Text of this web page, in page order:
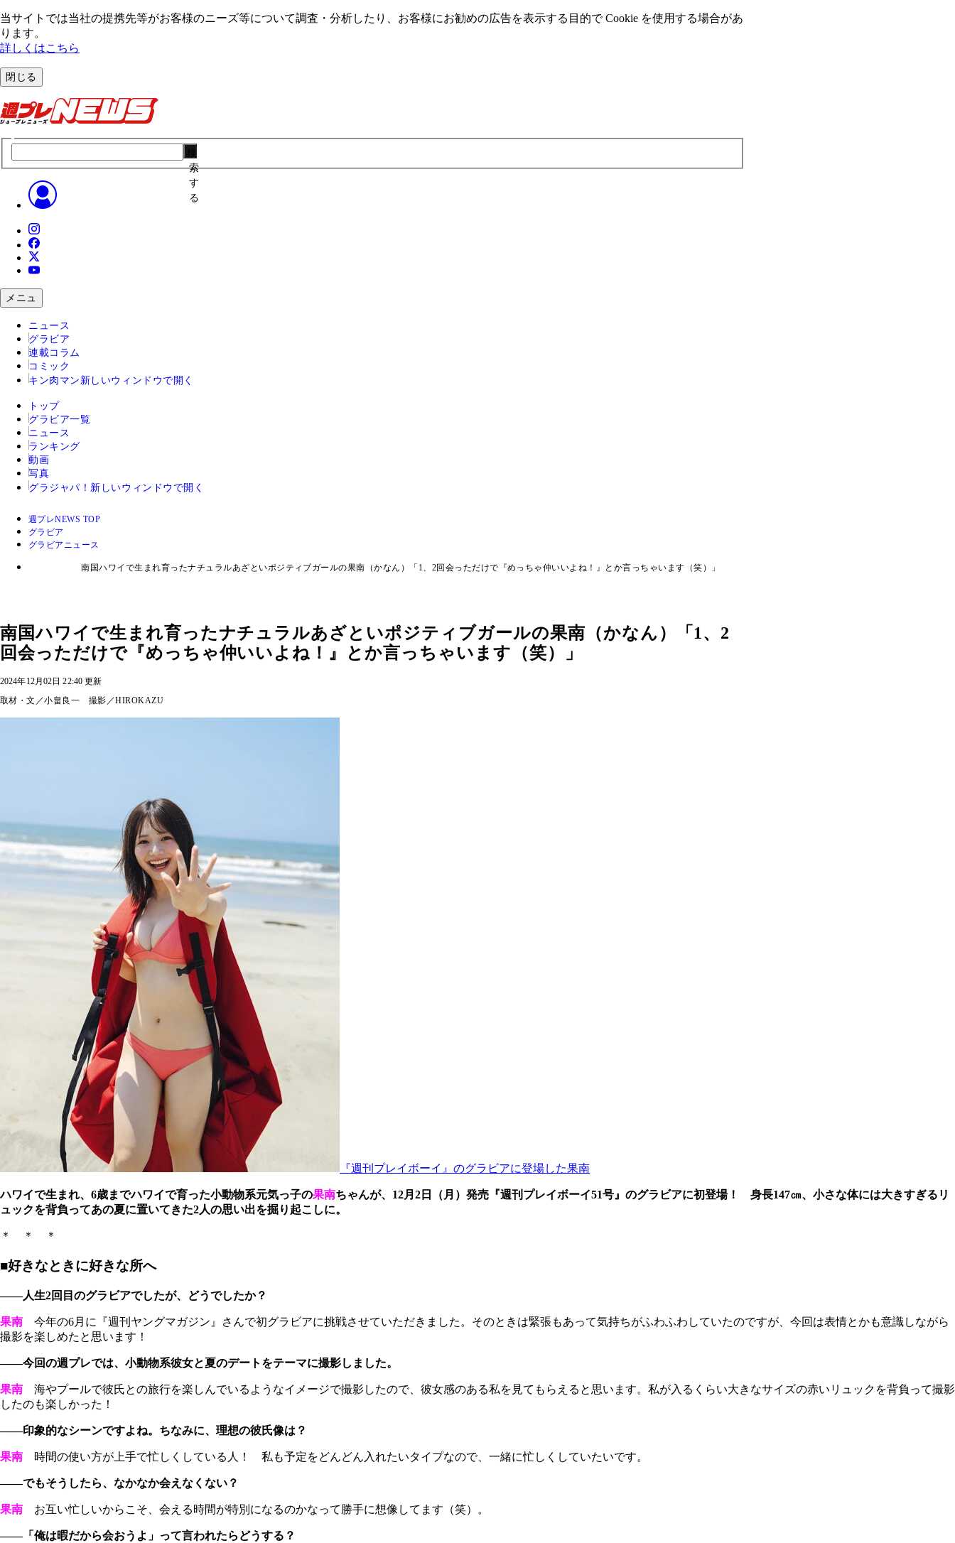
当サイトでは当社の提携先等がお客様のニーズ等について調査・分析したり、お客様にお勧めの広告を表⽰する⽬的で Cookie を使⽤する場合があ
ります。
詳しくはこちら
閉じる
索
す
る
メニュ
ニュース
グラビア
連載コラム
コミック
キン肉マン 新しいウィンドウで開く
トップ
グラビア一覧
ニュース
ランキング
動画
写真
グラジャパ！ 新しいウィンドウで開く
週プレNEWS TOP
グラビア
グラビアニュース
南国ハワイで生まれ育ったナチュラルあざといポジティブガールの果南（かなん）「1、2回会っただけで『めっちゃ仲いいよね！』とか言っちゃいます（笑）」
南国ハワイで生まれ育ったナチュラルあざといポジティブガールの果南（かなん）「1、2
回会っただけで『めっちゃ仲いいよね！』とか言っちゃいます（笑）」
2024年12月02日 22:40 更新
取材・文／小畠良一 撮影／HIROKAZU
『週刊プレイボーイ』のグラビアに登場した果南
ハワイで生まれ、6歳までハワイで育った小動物系元気っ子の果南ちゃんが、12月2日（月）発売『週刊プレイボーイ51号』のグラビアに初登場！ 身長147㎝、小さな体には大きすぎるリ
ュックを背負ってあの夏に置いてきた2人の思い出を掘り起こしに。
＊ ＊ ＊
■好きなときに好きな所へ
――人生2回目のグラビアでしたが、どうでしたか？
果南 今年の6月に『週刊ヤングマガジン』さんで初グラビアに挑戦させていただきました。そのときは緊張もあって気持ちがふわふわしていたのですが、今回は表情とかも意識しながら
撮影を楽しめたと思います！
――今回の週プレでは、小動物系彼女と夏のデートをテーマに撮影しました。
果南 海やプールで彼氏との旅行を楽しんでいるようなイメージで撮影したので、彼女感のある私を見てもらえると思います。私が入るくらい大きなサイズの赤いリュックを背負って撮影
したのも楽しかった！
――印象的なシーンですよね。ちなみに、理想の彼氏像は？
果南 時間の使い方が上手で忙しくしている人！ 私も予定をどんどん入れたいタイプなので、一緒に忙しくしていたいです。
――でもそうしたら、なかなか会えなくない？
果南 お互い忙しいからこそ、会える時間が特別になるのかなって勝手に想像してます（笑）。
――「俺は暇だから会おうよ」って言われたらどうする？